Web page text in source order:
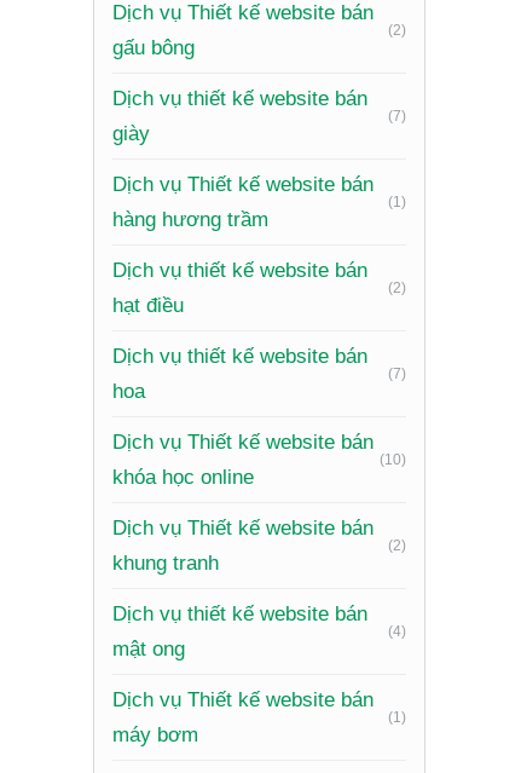
Dịch vụ Thiết kế website bán
gấu bông
(2)
Dịch vụ thiết kế website bán
giày
(7)
Dịch vụ Thiết kế website bán
hàng hương trầm
(1)
Dịch vụ thiết kế website bán
hạt điều
(2)
Dịch vụ thiết kế website bán
hoa
(7)
Dịch vụ Thiết kế website bán
khóa học online
(10)
Dịch vụ Thiết kế website bán
khung tranh
(2)
Dịch vụ thiết kế website bán
mật ong
(4)
Dịch vụ Thiết kế website bán
máy bơm
(1)